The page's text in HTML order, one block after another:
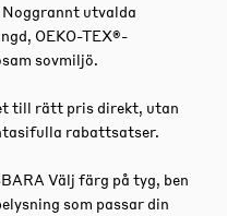
Noggrannt utvalda
OEKO-TEX®-
sovmiljö.
till rätt pris direkt, utan
rabattsatser.
Välj färg på tyg, ben
som passar din